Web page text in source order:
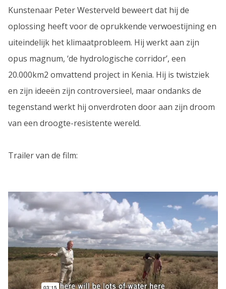
Kunstenaar Peter Westerveld beweert dat hij de
oplossing heeft voor de oprukkende verwoestijning en
uiteindelijk het klimaatprobleem. Hij werkt aan zijn
opus magnum, ‘de hydrologische corridor’, een
20.000km2 omvattend project in Kenia. Hij is twistziek
en zijn ideeën zijn controversieel, maar ondanks de
tegenstand werkt hij onverdroten door aan zijn droom
van een droogte-resistente wereld.
Trailer van de film: